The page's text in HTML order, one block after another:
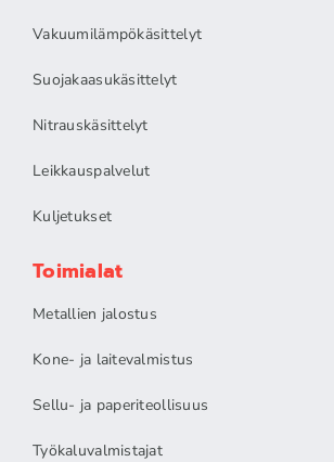
Vakuumilämpökäsittelyt
Suojakaasukäsittelyt
Nitrauskäsittelyt
Leikkauspalvelut
Kuljetukset
Toimialat
Metallien jalostus
Kone- ja laitevalmistus
Sellu- ja paperiteollisuus
Työkaluvalmistajat